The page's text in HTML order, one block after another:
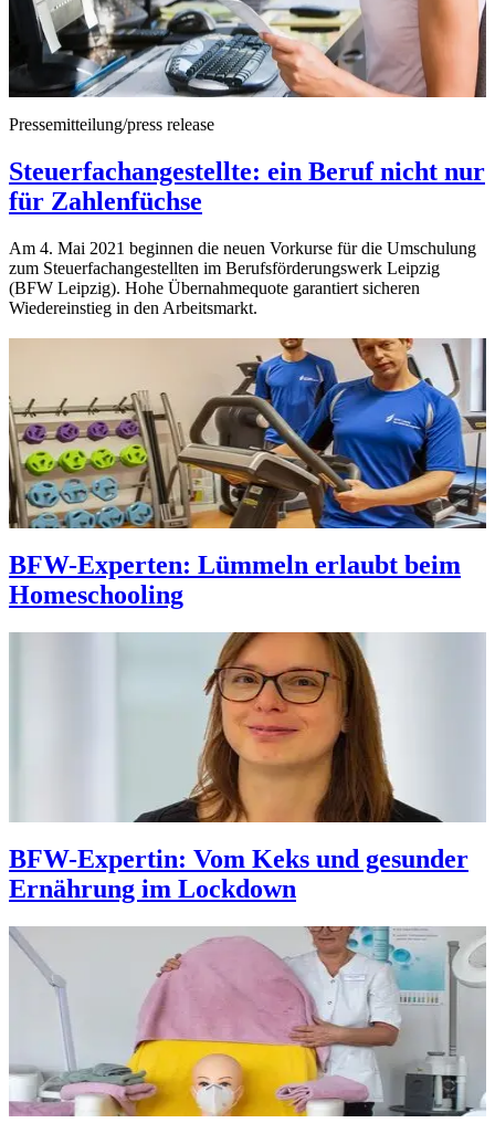
Pressemitteilung/press release
Steuerfachangestellte: ein Beruf nicht nur
für Zahlenfüchse
Am 4. Mai 2021 beginnen die neuen Vorkurse für die Umschulung
zum Steuerfachangestellten im Berufsförderungswerk Leipzig
(BFW Leipzig). Hohe Übernahmequote garantiert sicheren
Wiedereinstieg in den Arbeitsmarkt.
BFW-Experten: Lümmeln erlaubt beim
Homeschooling
BFW-Expertin: Vom Keks und gesunder
Ernährung im Lockdown